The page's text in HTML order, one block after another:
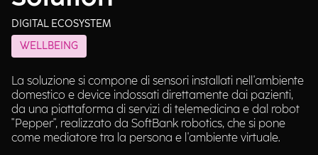
DIGITAL ECOSYSTEM
WELLBEING
La soluzione si compone di sensori installati nell'ambiente
domestico e device indossati direttamente dai pazienti,
da una piattaforma di servizi di telemedicina e dal robot
"Pepper", realizzato da SoftBank robotics, che si pone
come mediatore tra la persona e l'ambiente virtuale.